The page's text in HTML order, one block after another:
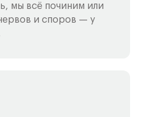
мы всё починим или
и споров — у